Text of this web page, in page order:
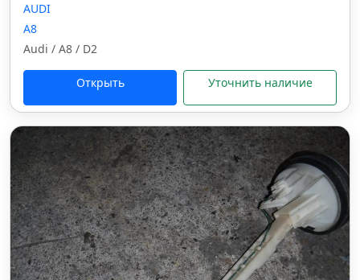
AUDI
A8
Audi / A8 / D2
Открыть Уточнить наличие